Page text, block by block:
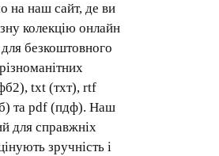
на наш сайт, де ви
колекцію онлайн
безкоштовного
txt (тхт), rtf
та pdf (пдф). Наш
для справжніх
зручність і